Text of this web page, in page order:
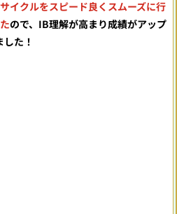
イクルをスピード良くスムーズに行
ので、IB理解が高まり成績がアップ
た！